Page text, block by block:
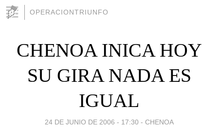
OPERACIONTRIUNFO
CHENOA INICA HOY
SU GIRA NADA ES
IGUAL
24 DE JUNIO DE 2006 - 17:30 - CHENOA